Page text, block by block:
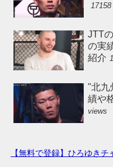
JTT
の実
紹介
"北九
績や
views
【無料で登録】ひろゆきチ